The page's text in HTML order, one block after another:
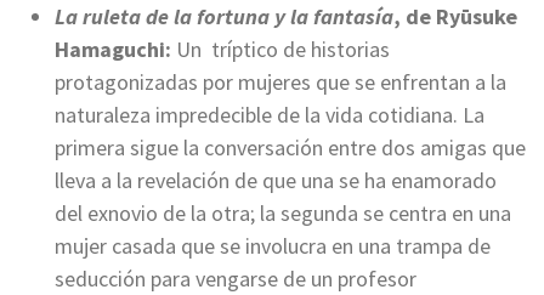
La ruleta de la fortuna y la fantasía, de Ryūsuke
Hamaguchi: Un tríptico de historias
protagonizadas por mujeres que se enfrentan a la
naturaleza impredecible de la vida cotidiana. La
primera sigue la conversación entre dos amigas que
lleva a la revelación de que una se ha enamorado
del exnovio de la otra; la segunda se centra en una
mujer casada que se involucra en una trampa de
seducción para vengarse de un profesor